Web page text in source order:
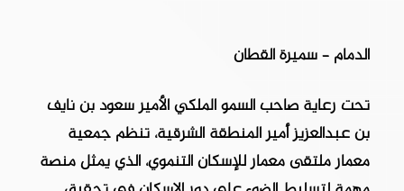
الدمام – سميرة القطان
تحت رعاية صاحب السمو الملكي الأمير سعود بن نايف
بن عبدالعزيز أمير المنطقة الشرقية، تنظم جمعية
معمار ملتقى معمار للإسكان التنموي، الذي يمثل منصة